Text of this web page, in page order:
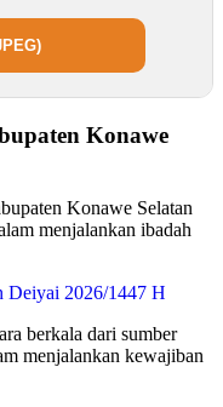
Konawe
Konawe Selatan
menjalankan ibadah
Deiyai 2026/1447 H
berkala dari sumber
menjalankan kewajiban